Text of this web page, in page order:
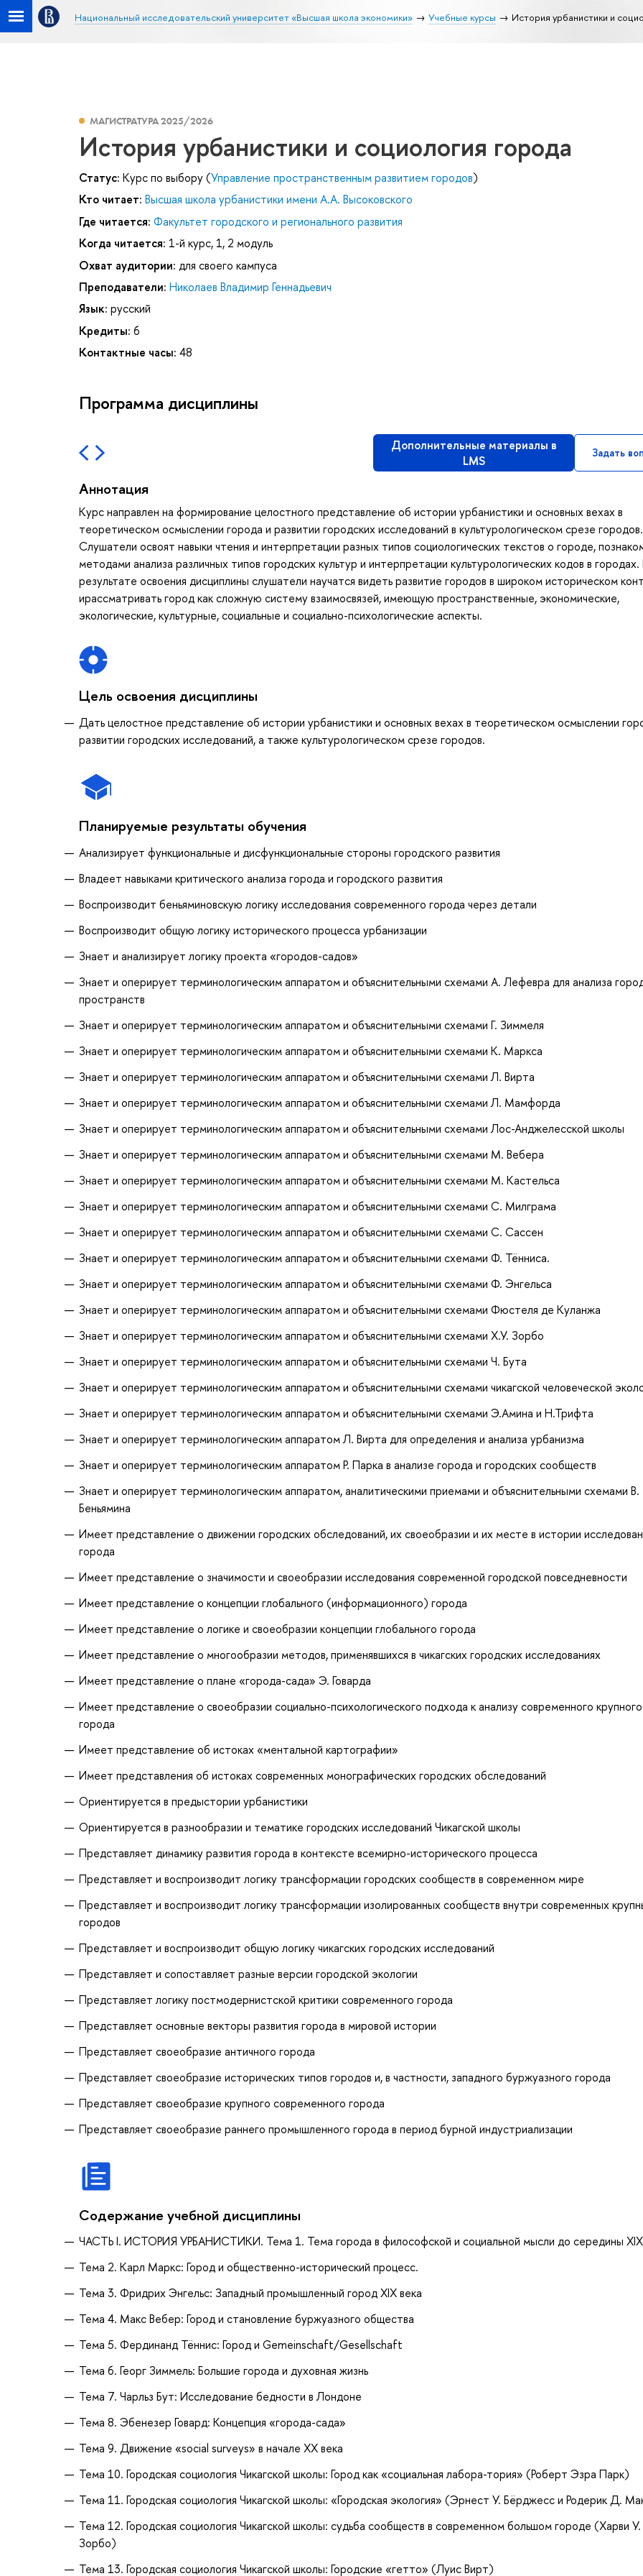
Национальный исследовательский университет «Высшая школа экономики» Учебные курсы История урбанистики и
МАГИСТРАТУРА 2025/2026
История урбанистики и социология города
Статус: Курс по выбору (Управление пространственным развитием городов)
Кто читает: Высшая школа урбанистики имени А.А. Высоковского
Где читается: Факультет городского и регионального развития
Когда читается: 1-й курс, 1, 2 модуль
Охват аудитории: для своего кампуса
Преподаватели: Николаев Владимир Геннадьевич
Язык: русский
Кредиты: 6
Контактные часы: 48
Программа дисциплины
Дополнительные материалы в
LMS
Задать
Аннотация
Курс направлен на формирование целостного представление об истории урбанистики и основных вехах в
теоретическом осмыслении города и развитии городских исследований в культурологическом срезе городов.
Слушатели освоят навыки чтения и интерпретации разных типов социологических текстов о городе,
методами анализа различных типов городских культур и интерпретации культурологических кодов в городах.
результате освоения дисциплины слушатели научатся видеть развитие городов в широком историческом
ирассматривать город как сложную систему взаимосвязей, имеющую пространственные, экономические,
экологические, культурные, социальные и социально-психологические аспекты.
Цель освоения дисциплины
Дать целостное представление об истории урбанистики и основных вехах в теоретическом осмыслении
развитии городских исследований, а также культурологическом срезе городов.
Планируемые результаты обучения
Анализирует функциональные и дисфункциональные стороны городского развития
Владеет навыками критического анализа города и городского развития
Воспроизводит беньяминовскую логику исследования современного города через детали
Воспроизводит общую логику исторического процесса урбанизации
Знает и анализирует логику проекта «городов-садов»
Знает и оперирует терминологическим аппаратом и объяснительными схемами А. Лефевра для анализа
пространств
Знает и оперирует терминологическим аппаратом и объяснительными схемами Г. Зиммеля
Знает и оперирует терминологическим аппаратом и объяснительными схемами К. Маркса
Знает и оперирует терминологическим аппаратом и объяснительными схемами Л. Вирта
Знает и оперирует терминологическим аппаратом и объяснительными схемами Л. Мамфорда
Знает и оперирует терминологическим аппаратом и объяснительными схемами Лос-Анджелесской школы
Знает и оперирует терминологическим аппаратом и объяснительными схемами М. Вебера
Знает и оперирует терминологическим аппаратом и объяснительными схемами М. Кастельса
Знает и оперирует терминологическим аппаратом и объяснительными схемами С. Милграма
Знает и оперирует терминологическим аппаратом и объяснительными схемами С. Сассен
Знает и оперирует терминологическим аппаратом и объяснительными схемами Ф. Тённиса.
Знает и оперирует терминологическим аппаратом и объяснительными схемами Ф. Энгельса
Знает и оперирует терминологическим аппаратом и объяснительными схемами Фюстеля де Куланжа
Знает и оперирует терминологическим аппаратом и объяснительными схемами Х.У. Зорбо
Знает и оперирует терминологическим аппаратом и объяснительными схемами Ч. Бута
Знает и оперирует терминологическим аппаратом и объяснительными схемами чикагской человеческой
Знает и оперирует терминологическим аппаратом и объяснительными схемами Э.Амина и Н.Трифта
Знает и оперирует терминологическим аппаратом Л. Вирта для определения и анализа урбанизма
Знает и оперирует терминологическим аппаратом Р. Парка в анализе города и городских сообществ
Знает и оперирует терминологическим аппаратом, аналитическими приемами и объяснительными схемами В.
Беньямина
Имеет представление о движении городских обследований, их своеобразии и их месте в истории
города
Имеет представление о значимости и своеобразии исследования современной городской повседневности
Имеет представление о концепции глобального (информационного) города
Имеет представление о логике и своеобразии концепции глобального города
Имеет представление о многообразии методов, применявшихся в чикагских городских исследованиях
Имеет представление о плане «города-сада» Э. Говарда
Имеет представление о своеобразии социально-психологического подхода к анализу современного крупного
города
Имеет представление об истоках «ментальной картографии»
Имеет представления об истоках современных монографических городских обследований
Ориентируется в предыстории урбанистики
Ориентируется в разнообразии и тематике городских исследований Чикагской школы
Представляет динамику развития города в контексте всемирно-исторического процесса
Представляет и воспроизводит логику трансформации городских сообществ в современном мире
Представляет и воспроизводит логику трансформации изолированных сообществ внутри современных
городов
Представляет и воспроизводит общую логику чикагских городских исследований
Представляет и сопоставляет разные версии городской экологии
Представляет логику постмодернистской критики современного города
Представляет основные векторы развития города в мировой истории
Представляет своеобразие античного города
Представляет своеобразие исторических типов городов и, в частности, западного буржуазного города
Представляет своеобразие крупного современного города
Представляет своеобразие раннего промышленного города в период бурной индустриализации
Содержание учебной дисциплины
ЧАСТЬ I. ИСТОРИЯ УРБАНИСТИКИ. Тема 1. Тема города в философской и социальной мысли до середины XIX
Тема 2. Карл Маркс: Город и общественно-исторический процесс.
Тема 3. Фридрих Энгельс: Западный промышленный город XIX века
Тема 4. Макс Вебер: Город и становление буржуазного общества
Тема 5. Фердинанд Тённис: Город и Gemeinschaft/Gesellschaft
Тема 6. Георг Зиммель: Большие города и духовная жизнь
Тема 7. Чарльз Бут: Исследование бедности в Лондоне
Тема 8. Эбенезер Говард: Концепция «города-сада»
Тема 9. Движение «social surveys» в начале ХХ века
Тема 10. Городская социология Чикагской школы: Город как «социальная лабора-тория» (Роберт Эзра Парк)
Тема 11. Городская социология Чикагской школы: «Городская экология» (Эрнест У. Бёрджесс и Родерик Д.
Тема 12. Городская социология Чикагской школы: судьба сообществ в современном большом городе (Харви У.
Зорбо)
Тема 13. Городская социология Чикагской школы: Городские «гетто» (Луис Вирт)